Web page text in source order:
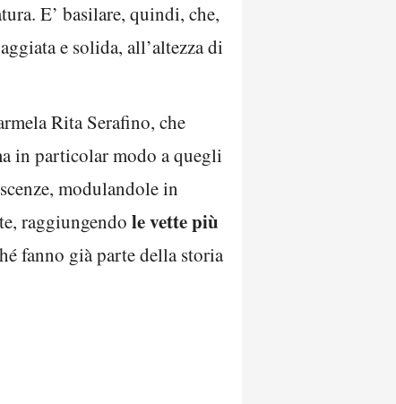
E’ basilare, quindi, che,
e solida, all’altezza di
Rita Serafino, che
in particolar modo a quegli
modulandole in
raggiungendo le vette più
fanno già parte della storia